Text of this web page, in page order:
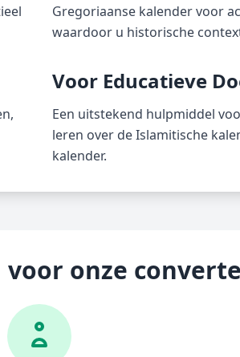
Gregoriaanse kalender voor
waardoor u historische
Voor Educatieve
Een uitstekend hulpmiddel
leren over de Islamitische
kalender.
onze